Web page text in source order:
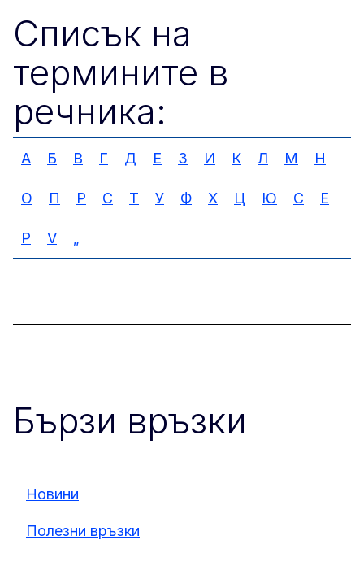
Списък на
термините в
речника:
А Б В Г Д Е З И К Л М Н
О П Р С Т У Ф Х Ц Ю C E
P V „
Бързи връзки
Новини
Полезни връзки